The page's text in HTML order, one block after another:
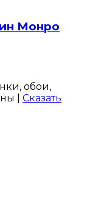
Монро
обои,
| Сказать